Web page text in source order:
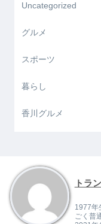
Uncategorized
グルメ
スポーツ
暮らし
香川グルメ
トラ
1977年
ごく普